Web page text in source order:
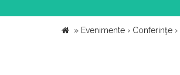
» Evenimente › Conferinţe ›